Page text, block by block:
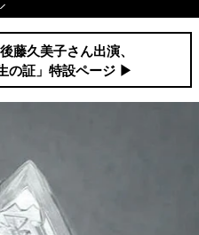
藤久美子さん出演、
の証」特設ページ ▶